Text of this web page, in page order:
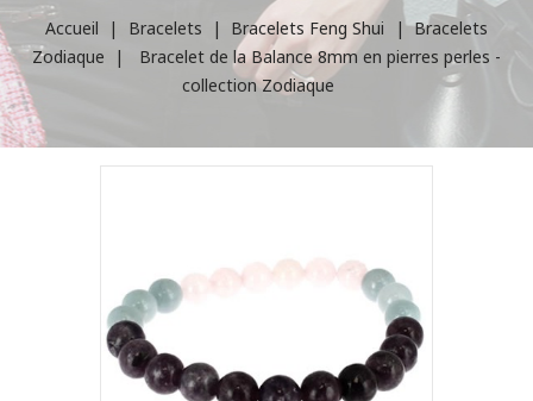
Accueil Bracelets Bracelets Feng Shui
Bracelets
Zodiaque
Bracelet de la Balance 8mm en pierres perles -
collection Zodiaque